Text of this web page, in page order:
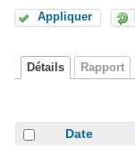
Appliquer
Détails Rapport
Date